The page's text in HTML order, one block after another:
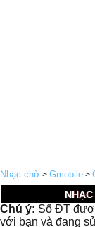
Nhạc chờ > Gmobile >
Chú ý: Số ĐT
với bạn và đang